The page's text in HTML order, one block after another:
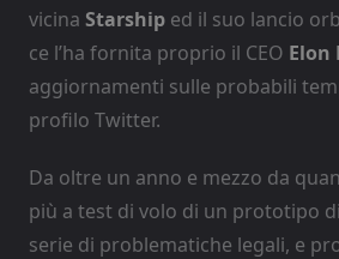
vicina Starship ed il suo lancio
ce l’ha fornita proprio il CEO Elon
aggiornamenti sulle probabili
profilo Twitter.
Da oltre un anno e mezzo da
più a test di volo di un prototipo
serie di problematiche legali, e